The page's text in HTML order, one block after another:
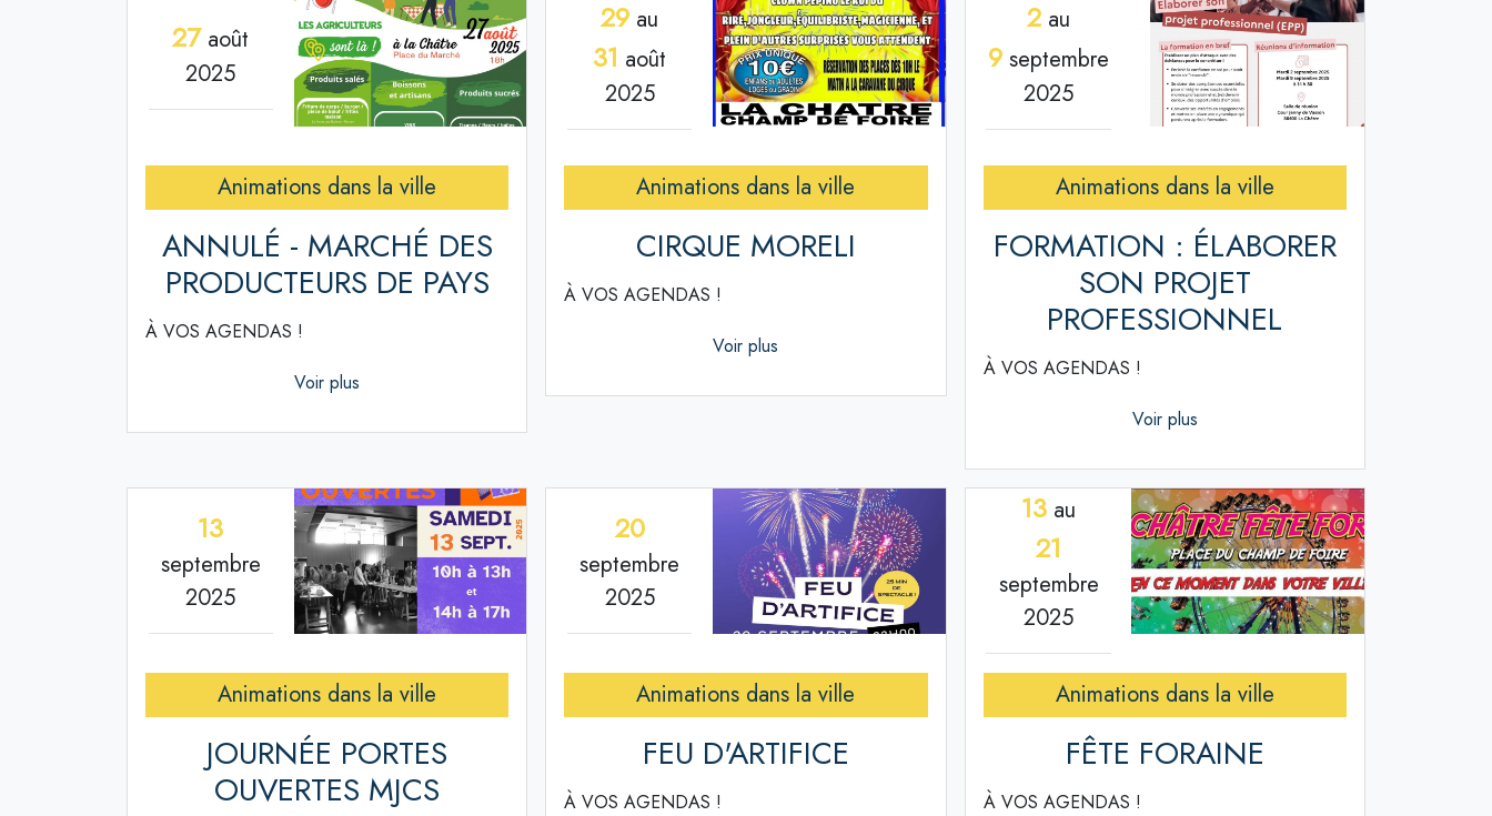
27août
2025
Animations dans la ville
ANNULÉ - MARCHÉ DES
PRODUCTEURS DE PAYS
À VOS AGENDAS !
Voir plus
29 au
31 août
2025
Animations dans la ville
CIRQUE MORELI
À VOS AGENDAS !
Voir plus
2 au
9 septembre
2025
Animations dans la ville
FORMATION : ÉLABORER
SON PROJET
PROFESSIONNEL
À VOS AGENDAS !
Voir plus
13
septembre
2025
Animations dans la ville
JOURNÉE PORTES
OUVERTES MJCS
20
septembre
2025
Animations dans la ville
FEU D'ARTIFICE
À VOS AGENDAS !
13 au
21
septembre
2025
Animations dans la ville
FÊTE FORAINE
À VOS AGENDAS !